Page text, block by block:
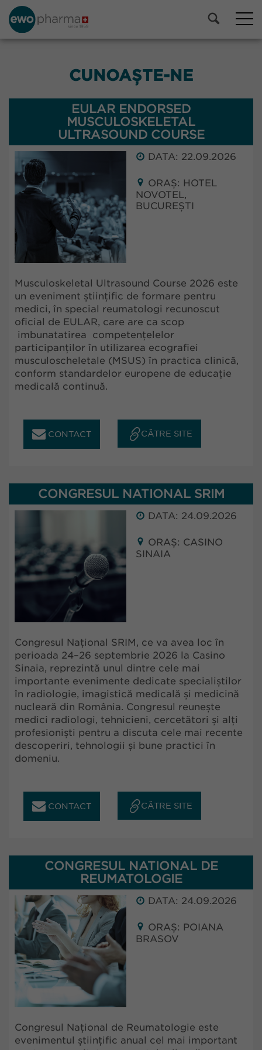
CUNOAȘTE-NE
EULAR ENDORSED
MUSCULOSKELETAL
ULTRASOUND COURSE
DATA: 22.09.2026
ORAȘ: HOTEL
NOVOTEL,
BUCUREȘTI
Musculoskeletal Ultrasound Course 2026 este
un eveniment științific de formare pentru
medici, în special reumatologi recunoscut
oficial de EULAR, care are ca scop
imbunatatirea competențelelor
participanților în utilizarea ecografiei
musculoscheletale (MSUS) în practica clinică,
conform standardelor europene de educație
medicală continuă.
CONTACT CĂTRE SITE
CONGRESUL NATIONAL SRIM
DATA: 24.09.2026
ORAȘ: CASINO
SINAIA
Congresul Național SRIM, ce va avea loc în
perioada 24–26 septembrie 2026 la Casino
Sinaia, reprezintă unul dintre cele mai
importante evenimente dedicate specialiștilor
în radiologie, imagistică medicală și medicină
nucleară din România. Congresul reunește
medici radiologi, tehnicieni, cercetători și alți
profesioniști pentru a discuta cele mai recente
descoperiri, tehnologii și bune practici în
domeniu.
CONTACT CĂTRE SITE
CONGRESUL NATIONAL DE
REUMATOLOGIE
DATA: 24.09.2026
ORAȘ: POIANA
BRASOV
Congresul Național de Reumatologie este
evenimentul științific anual cel mai important